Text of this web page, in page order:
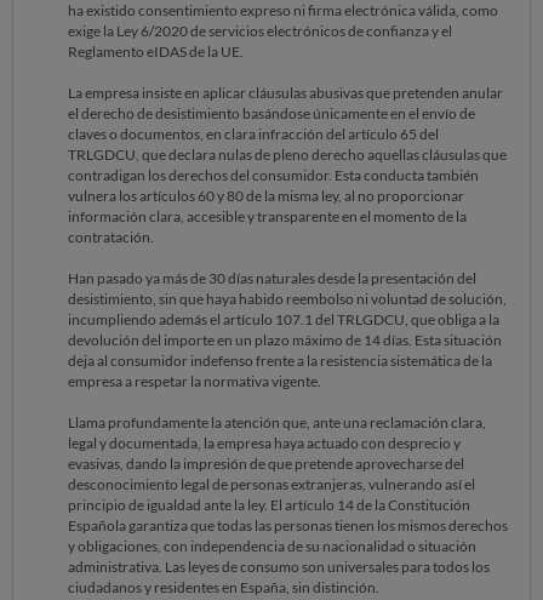
ha existido consentimiento expreso ni firma electrónica válida, como
exige la Ley 6/2020 de servicios electrónicos de confianza y el
Reglamento eIDAS de la UE.
La empresa insiste en aplicar cláusulas abusivas que pretenden anular
el derecho de desistimiento basándose únicamente en el envío de
claves o documentos, en clara infracción del artículo 65 del
TRLGDCU, que declara nulas de pleno derecho aquellas cláusulas que
contradigan los derechos del consumidor. Esta conducta también
vulnera los artículos 60 y 80 de la misma ley, al no proporcionar
información clara, accesible y transparente en el momento de la
contratación.
Han pasado ya más de 30 días naturales desde la presentación del
desistimiento, sin que haya habido reembolso ni voluntad de solución,
incumpliendo además el artículo 107.1 del TRLGDCU, que obliga a la
devolución del importe en un plazo máximo de 14 días. Esta situación
deja al consumidor indefenso frente a la resistencia sistemática de la
empresa a respetar la normativa vigente.
Llama profundamente la atención que, ante una reclamación clara,
legal y documentada, la empresa haya actuado con desprecio y
evasivas, dando la impresión de que pretende aprovecharse del
desconocimiento legal de personas extranjeras, vulnerando así el
principio de igualdad ante la ley. El artículo 14 de la Constitución
Española garantiza que todas las personas tienen los mismos derechos
y obligaciones, con independencia de su nacionalidad o situación
administrativa. Las leyes de consumo son universales para todos los
ciudadanos y residentes en España, sin distinción.